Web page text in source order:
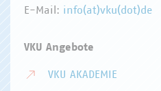
E-Mail: info(at)vku(dot)de
VKU Angebote
VKU AKADEMIE